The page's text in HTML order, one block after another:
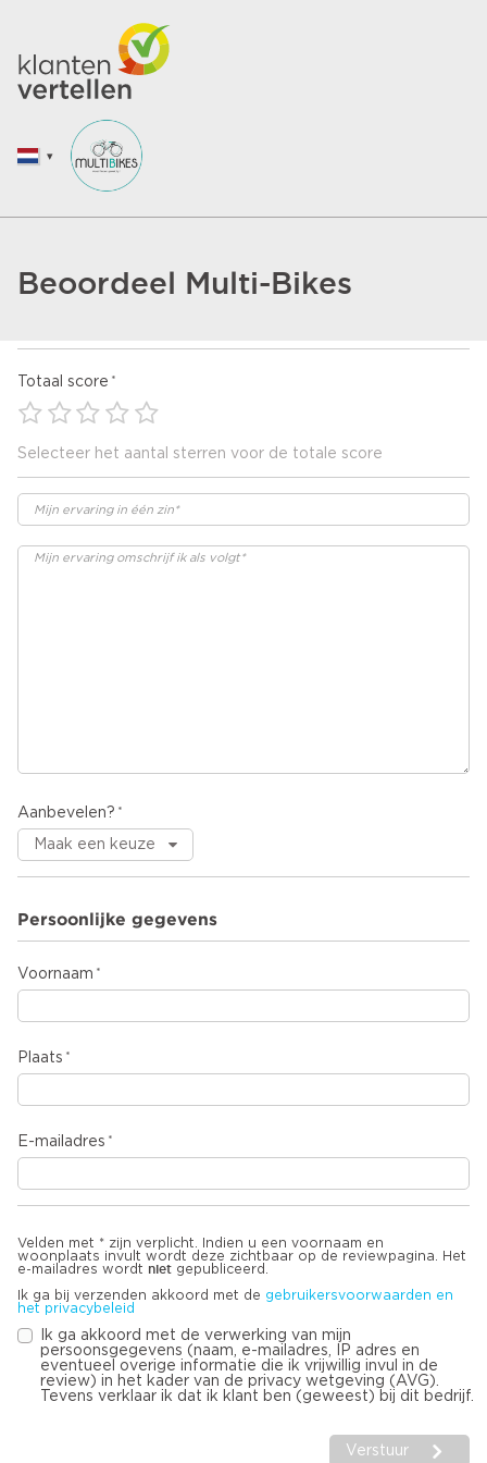
Beoordeel Multi-Bikes
Totaal score
Selecteer het aantal sterren voor de totale score
Aanbevelen?
Persoonlijke gegevens
Voornaam
Plaats
E-mailadres
Velden met * zijn verplicht. Indien u een voornaam en
woonplaats invult wordt deze zichtbaar op de reviewpagina. Het
e-mailadres wordt niet gepubliceerd.
Ik ga bij verzenden akkoord met de gebruikersvoorwaarden en
het privacybeleid
Ik ga akkoord met de verwerking van mijn
persoonsgegevens (naam, e-mailadres, IP adres en
eventueel overige informatie die ik vrijwillig invul in de
review) in het kader van de privacy wetgeving (AVG).
Tevens verklaar ik dat ik klant ben (geweest) bij dit bedrijf.
Verstuur